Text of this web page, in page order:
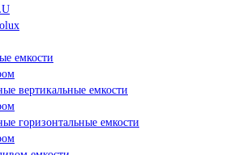
емкости
вертикальные емкости
горизонтальные емкости